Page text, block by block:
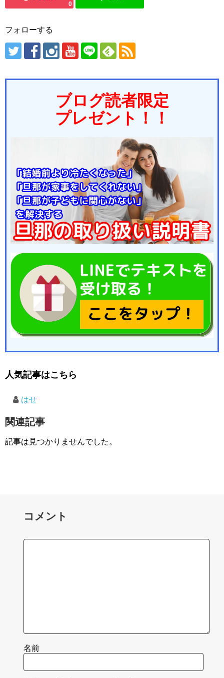
0
フォローする
ブログ読者限定
プレゼント！！
人気記事はこちら
はせ
関連記事
記事は見つかりませんでした。
コメント
名前